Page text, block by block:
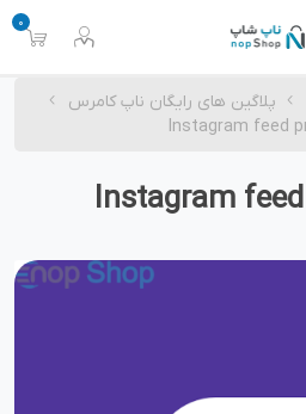
0
پلاگین های رایگان ناپ کامرس